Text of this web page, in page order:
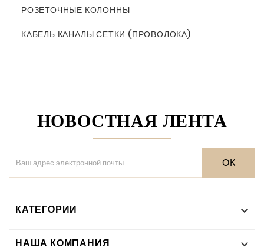
РОЗЕТОЧНЫЕ КОЛОННЫ
КАБЕЛЬ КАНАЛЫ СЕТКИ (ПРОВОЛОКА)
НОВОСТНАЯ ЛЕНТА
ОК
КАТЕГОРИИ 
НАША КОМПАНИЯ 